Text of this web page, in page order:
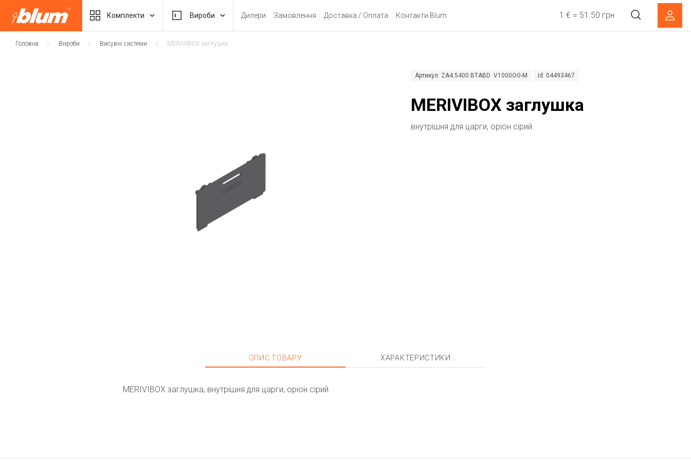
Комплекти Вироби Дилери Замовлення Доставка / Оплата Контакти Blum 1 € = 51.50 грн
Головна Вироби Висувні системи MERIVIBOX заглушка
Артикул: ZA4.5400.BTABD V1000OG-M Id: 04493467
MERIVIBOX заглушка
внутрішня для царги, оріон сірий
ОПИС ТОВАРУ ХАРАКТЕРИСТИКИ
MERIVIBOX заглушка, внутрішня для царги, оріон сірий